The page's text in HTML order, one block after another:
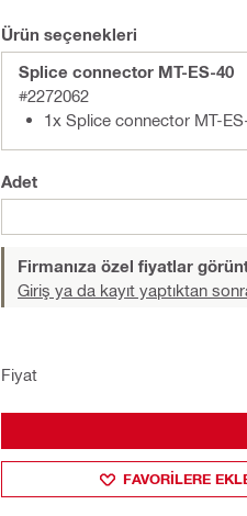
Ürün seçenekleri
Splice connector MT-ES-40
#2272062
1x Splice connector MT-
Adet
Firmanıza özel fiyatlar
Giriş ya da kayıt yaptıktan
Fiyat
FAVORILERE